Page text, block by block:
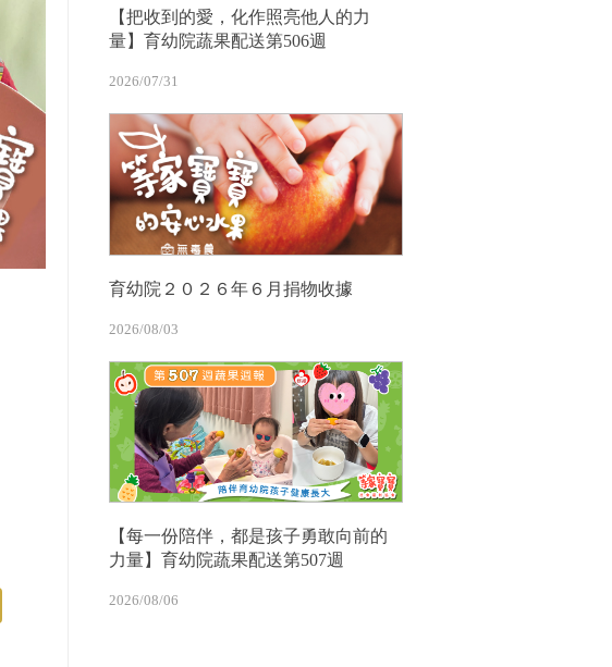
【把收到的愛，化作照亮他人的力
量】育幼院蔬果配送第506週
2026/07/31
育幼院２０２６年６月捐物收據
2026/08/03
【每一份陪伴，都是孩子勇敢向前的
力量】育幼院蔬果配送第507週
2026/08/06